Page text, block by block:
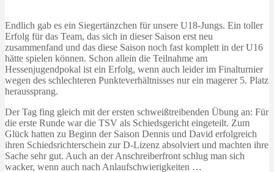
Endlich gab es ein Siegertänzchen für unsere U18-Jungs. Ein toller
Erfolg für das Team, das sich in dieser Saison erst neu
zusammenfand und das diese Saison noch fast komplett in der U16
hätte spielen können. Schon allein die Teilnahme am
Hessenjugendpokal ist ein Erfolg, wenn auch leider im Finalturnier
wegen des schlechteren Punkteverhältnisses nur ein magerer 5. Platz
heraussprang.
Der Tag fing gleich mit der ersten schweißtreibenden Übung an: Für
die erste Runde war die TSV als Schiedsgericht eingeteilt. Zum
Glück hatten zu Beginn der Saison Dennis und David erfolgreich
ihren Schiedsrichterschein zur D-Lizenz absolviert und machten ihre
Sache sehr gut. Auch an der Anschreiberfront schlug man sich
wacker, wenn auch nach Anlaufschwierigkeiten …